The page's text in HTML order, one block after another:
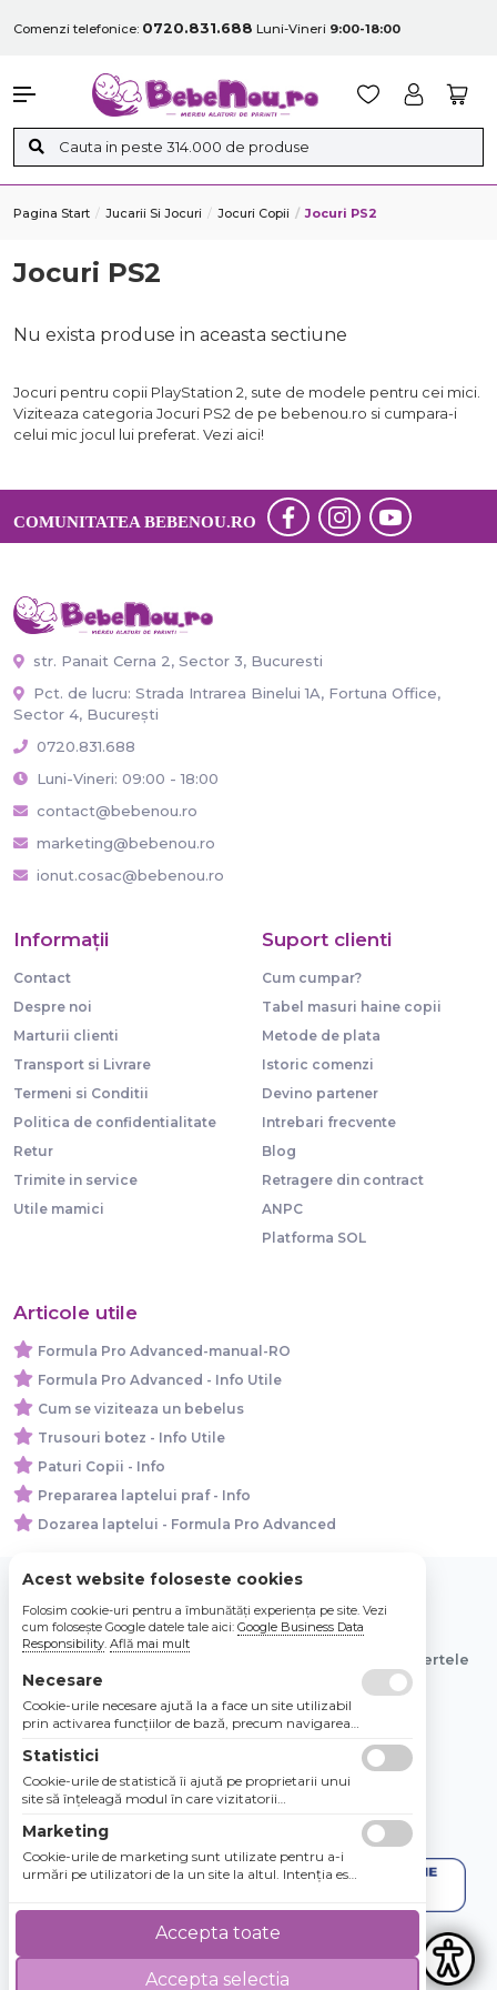
Comenzi telefonice: 0720.831.688 Luni-Vineri 9:00-18:00
Pagina Start Jucarii Si Jocuri Jocuri Copii Jocuri PS2
Jocuri PS2
Nu exista produse in aceasta sectiune
Jocuri pentru copii PlayStation 2, sute de modele pentru cei mici.
Viziteaza categoria Jocuri PS2 de pe bebenou.ro si cumpara-i
celui mic jocul lui preferat. Vezi aici!
COMUNITATEA BEBENOU.RO
str. Panait Cerna 2, Sector 3, Bucuresti
Pct. de lucru: Strada Intrarea Binelui 1A, Fortuna Office,
Sector 4, București
0720.831.688
Luni-Vineri: 09:00 - 18:00
contact@bebenou.ro
marketing@bebenou.ro
ionut.cosac@bebenou.ro
Informaţii
Contact
Despre noi
Marturii clienti
Transport si Livrare
Termeni si Conditii
Politica de confidentialitate
Retur
Trimite in service
Utile mamici
Suport clienti
Cum cumpar?
Tabel masuri haine copii
Metode de plata
Istoric comenzi
Devino partener
Intrebari frecvente
Blog
Retragere din contract
ANPC
Platforma SOL
Articole utile
Formula Pro Advanced-manual-RO
Formula Pro Advanced - Info Utile
Cum se viziteaza un bebelus
Trusouri botez - Info Utile
Paturi Copii - Info
Prepararea laptelui praf - Info
Dozarea laptelui - Formula Pro Advanced
© 2026 Bebe Nou Online Store SRL
Toate preturile sunt exprimate in lei si includ tva. Ofertele
sunt valabile in limita stocului disponibil.
Acest website foloseste cookies
Folosim cookie-uri pentru a îmbunătăți experiența pe site. Vezi
cum folosește Google datele tale aici: Google Business Data
Responsibility. Află mai mult
Necesare
Cookie-urile necesare ajută la a face un site utilizabil
prin activarea funcţiilor de bază, precum navigarea
Site-ul nu poate funcţiona corespunzător fără aceste
cookie-uri.
Statistici
Cookie-urile de statistică îi ajută pe proprietarii unui
site să înţeleagă modul în care vizitatorii
raportarea informaţiilor în mod anonim.
Marketing
Cookie-urile de marketing sunt utilizate pentru a-i
urmări pe utilizatori de la un site la altul. Intenţia este
utilizatorii individuali, aşadar ele sunt mai valoroase
pentru agenţiile de puiblicitate şi părţile terţe care se
Accepta selectia
Accepta toate